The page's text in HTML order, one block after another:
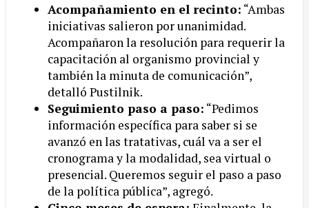
Acompañamiento en el recinto: “Ambas
iniciativas salieron por unanimidad.
Acompañaron la resolución para requerir la
capacitación al organismo provincial y
también la minuta de comunicación”,
detalló Pustilnik.
Seguimiento paso a paso: “Pedimos
información específica para saber si se
avanzó en las tratativas, cuál va a ser el
cronograma y la modalidad, sea virtual o
presencial. Queremos seguir el paso a paso
de la política pública”, agregó.